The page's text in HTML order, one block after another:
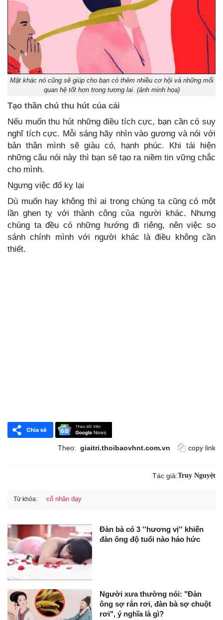
Mặt khác nó cũng sẽ giúp cho bạn có thêm nhiều cơ hội và những mối
quan hệ tốt hơn trong tương lai. (ảnh minh họa)
Tạo thần chú thu hút của cải
Nếu muốn thu hút những điều tích cực, bạn cần có suy
nghĩ tích cực. Mỗi sáng hãy nhìn vào gương và nói với
bản thân mình sẽ giàu có, hạnh phúc. Khi tái hiện
những câu nói này thì bạn sẽ tạo ra niềm tin vững chắc
cho mình.
Ngưng việc đố kỵ lại
Dù muốn hay không thì ai trong chúng ta cũng có một
lần ghen tỵ với thành công của người khác. Nhưng
chúng ta đều có những hướng đi riêng, nên việc so
sánh chính mình với người khác là điều không cần
thiết.
Theo: giaitri.thoibaovhnt.com.vn copy link
Tác giả:Truy Nguyệt
Từ khóa: cổ nhân dạy
Đàn bà có 3 ''hương vị'' khiến
đàn ông độ tuổi nào háo hức
Người xưa thường nói: "Đàn
ông sợ rắn rơi, đàn bà sợ chuột
rơi", ý nghĩa là gì?